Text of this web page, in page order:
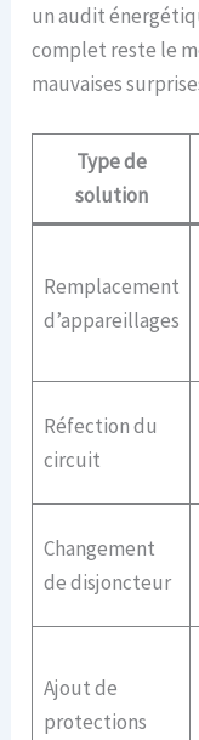
un audit
complet reste le
mauvaises
Type de
solution
Remplacement
d’appareillages
Réfection du
circuit
Changement
de disjoncteur
Ajout de
protections